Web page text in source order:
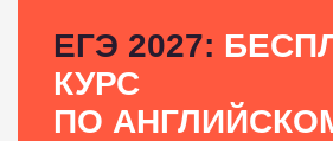
ЕГЭ 2027:
КУРС
ПО